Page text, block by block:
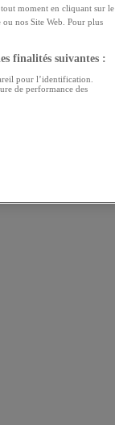
moment en cliquant sur le
nos Site Web. Pour plus
finalités suivantes :
pour l’identification.
de performance des